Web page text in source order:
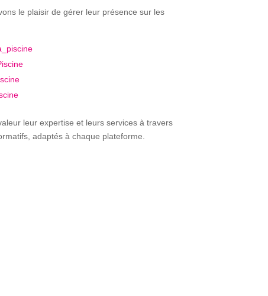
le plaisir de gérer leur présence sur les
leur expertise et leurs services à travers
adaptés à chaque plateforme.